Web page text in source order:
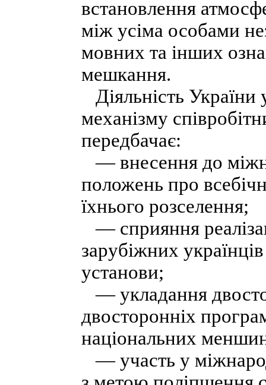
встановлення
між усіма особами
мовних та інших
мешкання.
Діяльність
механізму
передбачає:
— внесення до
положень про
їхнього розселення;
— сприяння
зарубіжних
установи;
— укладання
двосторонніх
національних
— участь у